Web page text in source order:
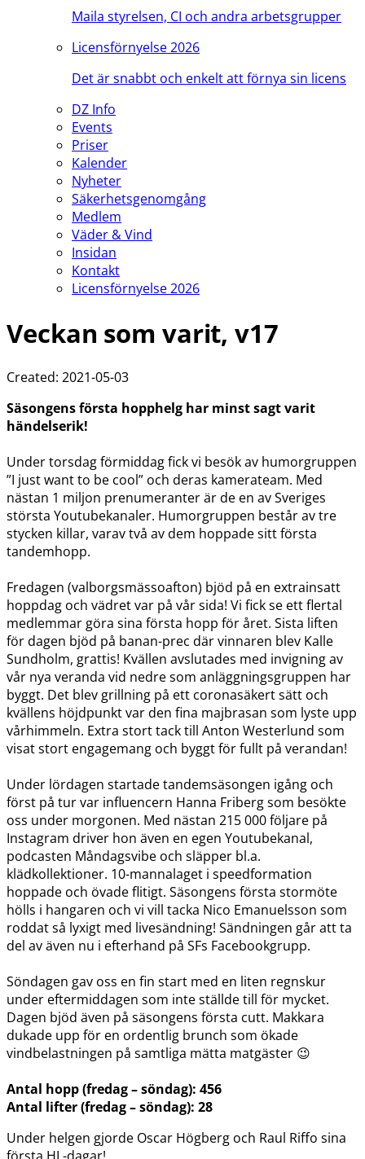
Maila styrelsen, CI och andra arbetsgrupper
Licensförnyelse 2026
Det är snabbt och enkelt att förnya sin licens
DZ Info
Events
Priser
Kalender
Nyheter
Säkerhetsgenomgång
Medlem
Väder & Vind
Insidan
Kontakt
Licensförnyelse 2026
Veckan som varit, v17
Created: 2021-05-03
Säsongens första hopphelg har minst sagt varit
händelserik!
Under torsdag förmiddag fick vi besök av humorgruppen
”I just want to be cool” och deras kamerateam. Med
nästan 1 miljon prenumeranter är de en av Sveriges
största Youtubekanaler. Humorgruppen består av tre
stycken killar, varav två av dem hoppade sitt första
tandemhopp.
Fredagen (valborgsmässoafton) bjöd på en extrainsatt
hoppdag och vädret var på vår sida! Vi fick se ett flertal
medlemmar göra sina första hopp för året. Sista liften
för dagen bjöd på banan-prec där vinnaren blev Kalle
Sundholm, grattis! Kvällen avslutades med invigning av
vår nya veranda vid nedre som anläggningsgruppen har
byggt. Det blev grillning på ett coronasäkert sätt och
kvällens höjdpunkt var den fina majbrasan som lyste upp
vårhimmeln. Extra stort tack till Anton Westerlund som
visat stort engagemang och byggt för fullt på verandan!
Under lördagen startade tandemsäsongen igång och
först på tur var influencern Hanna Friberg som besökte
oss under morgonen. Med nästan 215 000 följare på
Instagram driver hon även en egen Youtubekanal,
podcasten Måndagsvibe och släpper bl.a.
klädkollektioner. 10-mannalaget i speedformation
hoppade och övade flitigt. Säsongens första stormöte
hölls i hangaren och vi vill tacka Nico Emanuelsson som
roddat så lyxigt med livesändning! Sändningen går att ta
del av även nu i efterhand på SFs Facebookgrupp.
Söndagen gav oss en fin start med en liten regnskur
under eftermiddagen som inte ställde till för mycket.
Dagen bjöd även på säsongens första cutt. Makkara
dukade upp för en ordentlig brunch som ökade
vindbelastningen på samtliga mätta matgäster 😉
Antal hopp (fredag – söndag): 456
Antal lifter (fredag – söndag): 28
Under helgen gjorde Oscar Högberg och Raul Riffo sina